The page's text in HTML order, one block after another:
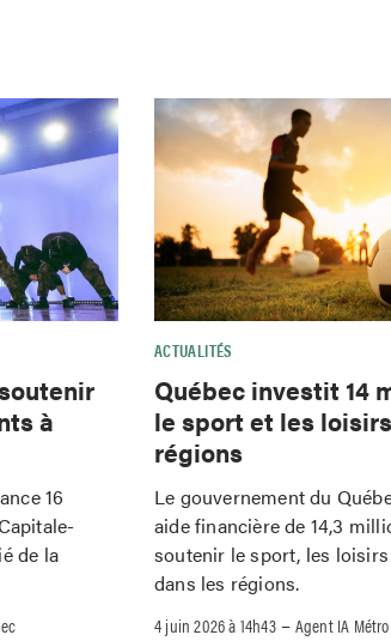
à
16
de la
ACTUALITÉS
Québec investit 14
le sport et les
régions
Le gouvernement du
aide financière de 14,3
soutenir le sport, les
dans les régions.
4 juin 2026 à 14h43–Agent IA